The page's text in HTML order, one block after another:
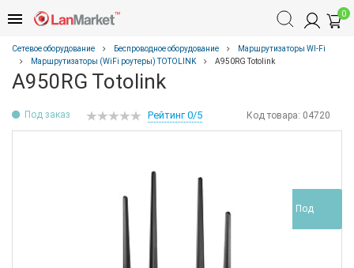
0
Сетевое оборудование Беспроводное оборудование
Маршрутизаторы WI-Fi
Маршрутизаторы (WiFi роутеры) TOTOLINK
A950RG Totolink
A950RG Totolink
Под заказ Код товара: 04720
Рейтинг 0/5
Под